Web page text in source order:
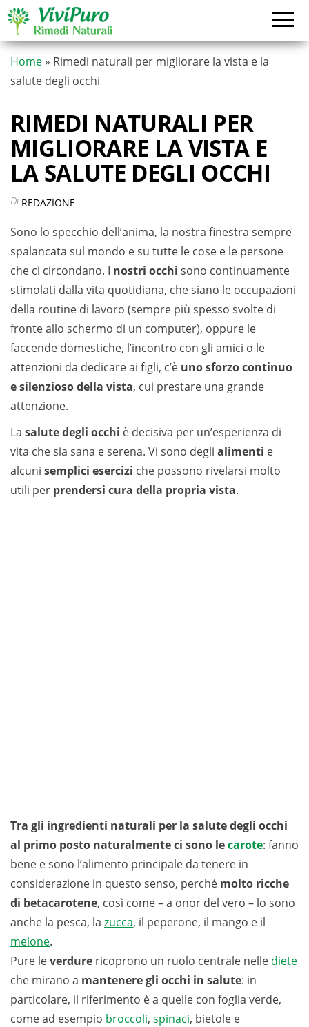
Vai
contenuto
Home » Rimedi naturali per migliorare la vista e la
salute degli occhi
RIMEDI NATURALI PER
MIGLIORARE LA VISTA E
LA SALUTE DEGLI OCCHI
Di REDAZIONE
Sono lo specchio dell’anima, la nostra finestra sempre
spalancata sul mondo e su tutte le cose e le persone
che ci circondano. I nostri occhi sono continuamente
stimolati dalla vita quotidiana, che siano le occupazioni
della routine di lavoro (sempre più spesso svolte di
fronte allo schermo di un computer), oppure le
faccende domestiche, l’incontro con gli amici o le
attenzioni da dedicare ai figli, c’è uno sforzo continuo
e silenzioso della vista, cui prestare una grande
attenzione.
La salute degli occhi è decisiva per un’esperienza di
vita che sia sana e serena. Vi sono degli alimenti e
alcuni semplici esercizi che possono rivelarsi molto
utili per prendersi cura della propria vista.
Tra gli ingredienti naturali per la salute degli occhi
al primo posto naturalmente ci sono lecarote: fanno
bene e sono l’alimento principale da tenere in
considerazione in questo senso, perché molto ricche
di betacarotene, così come – a onor del vero – lo sono
anche la pesca, la zucca, il peperone, il mango e il
melone.
Pure leverdure ricoprono un ruolo centrale nelle diete
che mirano a mantenere gli occhi in salute: in
particolare, il riferimento è a quelle con foglia verde,
come ad esempio broccoli, spinaci, bietole e